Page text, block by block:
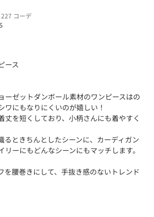
コーデ
ース
ーゼットダンボール素材のワンピースはの
ワにもなりにくいのが嬉しい！
丈を短くしており、小柄さんにも着やすく
るときちんとしたシーンに、カーディガン
リーにもどんなシーンにもマッチします。
を腰巻きにして、手抜き感のないトレンド